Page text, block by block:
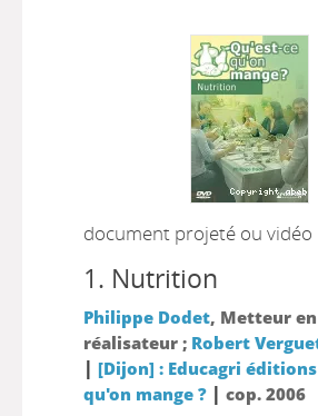
document projeté ou vidéo
1. Nutrition
Philippe Dodet, Metteur en
réalisateur ; Robert
| [Dijon] : Educagri éditions
qu'on mange ?| cop. 2006